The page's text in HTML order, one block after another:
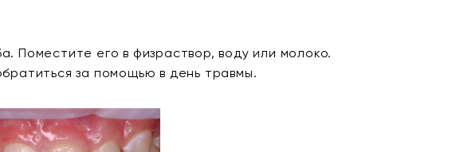
Поместите его в физраствор, воду или молоко.
за помощью в день травмы.